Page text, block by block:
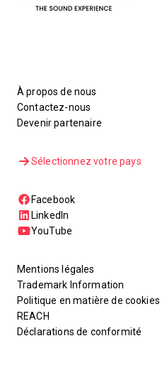
À propos de nous
Contactez-nous
Devenir partenaire
Mentions légales
Trademark Information
Politique en matière de cookies
REACH
Déclarations de conformité
Sélectionnez votre pays
Facebook
LinkedIn
YouTube